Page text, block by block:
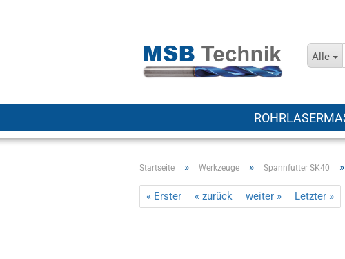
Alle
Startseite » Werkzeuge » Spannfutter SK40 »
« Erster « zurück weiter » Letzter »